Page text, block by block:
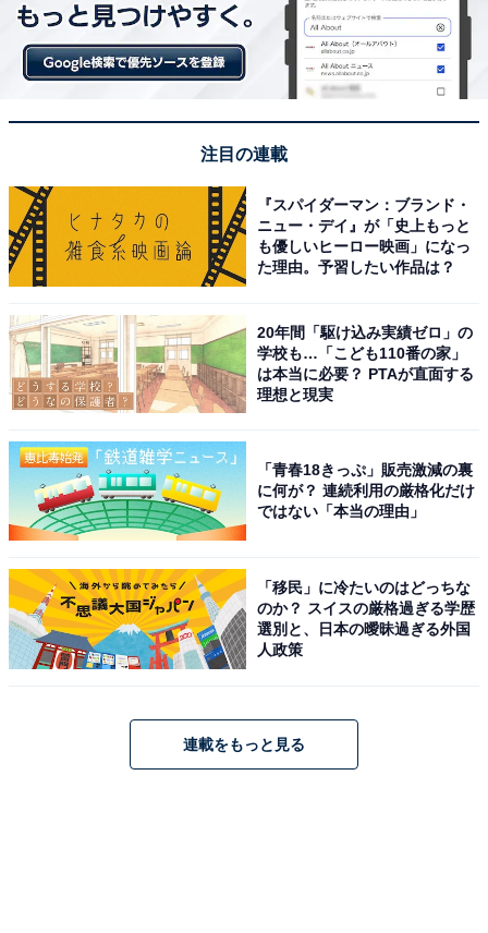
キング！ 2位は「沖縄県」、1位は？ 【全国
4700人調査】
注目の連載
『スパイダーマン：ブランド・
ニュー・デイ』が「史上もっと
も優しいヒーロー映画」になっ
た理由。予習したい作品は？
20年間「駆け込み実績ゼロ」の
学校も…「こども110番の家」
は本当に必要？ PTAが直面する
理想と現実
「青春18きっぷ」販売激減の裏
に何が？ 連続利用の厳格化だけ
ではない「本当の理由」
「移民」に冷たいのはどっちな
のか？ スイスの厳格過ぎる学歴
選別と、日本の曖昧過ぎる外国
人政策
連載をもっと見る